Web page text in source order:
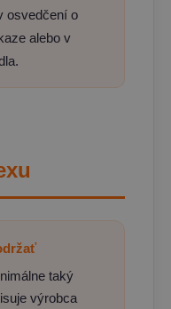
osvedčení o
alebo v
taký
výrobca